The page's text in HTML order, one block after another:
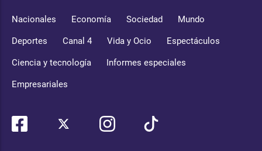
Nacionales Economía Sociedad Mundo
Deportes Canal 4 Vida y Ocio Espectáculos
Ciencia y tecnología Informes especiales
Empresariales